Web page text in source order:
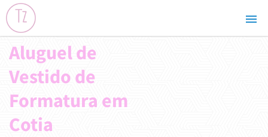
Aluguel de
Vestido de
Formatura em
Cotia